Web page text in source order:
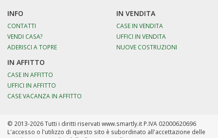
INFO
CONTATTI
VENDI CASA?
ADERISCI A TOPRE
IN VENDITA
CASE IN VENDITA
UFFICI IN VENDITA
NUOVE COSTRUZIONI
IN AFFITTO
CASE IN AFFITTO
UFFICI IN AFFITTO
CASE VACANZA IN AFFITTO
© 2013-2026 Tutti i diritti riservati www.smartly.it P.IVA 02000620696
L'accesso o l'utilizzo di questo sito è subordinato all'accettazione delle